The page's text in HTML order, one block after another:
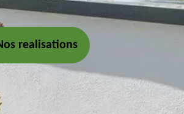
realisations